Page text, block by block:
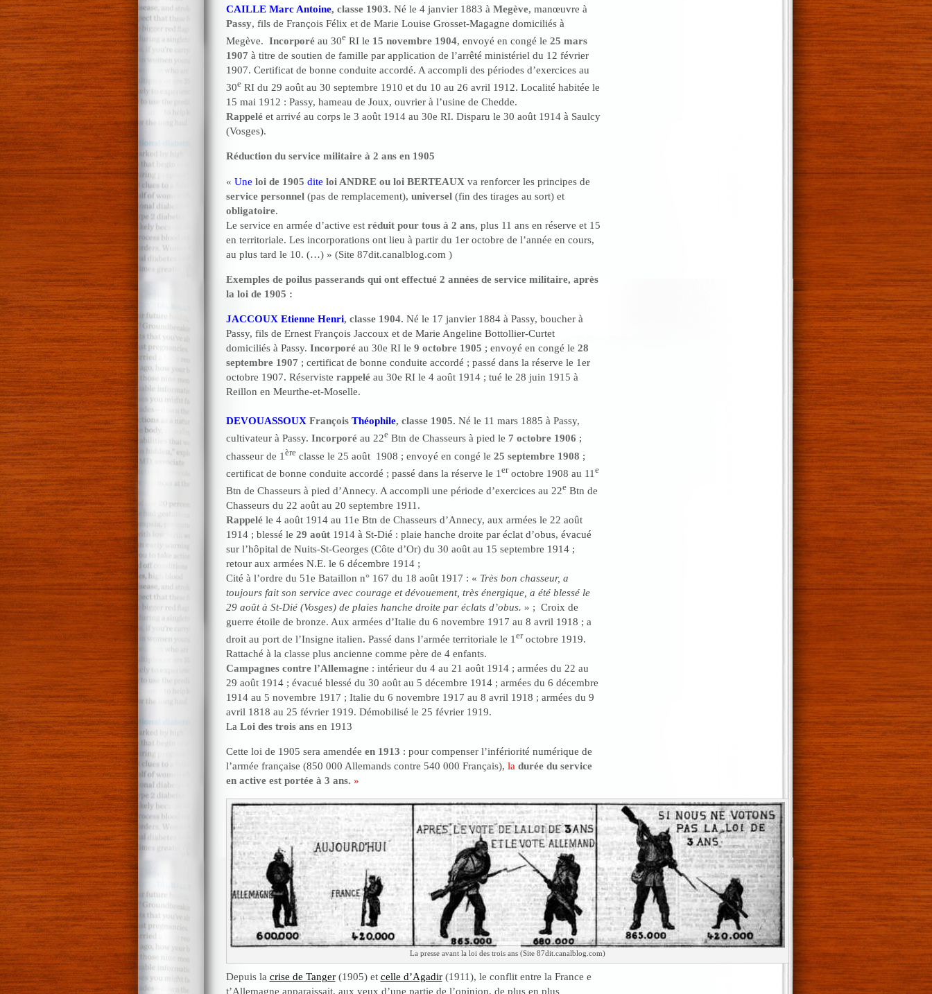
CAILLE Marc Antoine, classe 1903. Né le 4 janvier 1883 à Megève, manœuvre à
Passy, fils de François Félix et de Marie Louise Grosset-Magagne domiciliés à
Megève. Incorporéau 30eRI le 15 novembre 1904, envoyé en congé le 25 mars
1907 à titre de soutien de famille par application de l’arrêté ministériel du 12 février
1907. Certificat de bonne conduite accordé. A accompli des périodes d’exercices au
30eRI du 29 août au 30 septembre 1910 et du 10 au 26 avril 1912. Localité habitée le
15 mai 1912 : Passy, hameau de Joux, ouvrier à l’usine de Chedde.
Rappeléet arrivé au corps le 3 août 1914 au 30e RI. Disparu le 30 août 1914 à Saulcy
(Vosges).
Réduction du service militaire à 2 ans en 1905
« Une loi de 1905 dite loi ANDRE ou loi BERTEAUX va renforcer les principes de
service personnel(pas de remplacement), universel(fin des tirages au sort) et
obligatoire.
Le service en armée d’active est réduit pour tous à 2 ans, plus 11 ans en réserve et 15
en territoriale. Les incorporations ont lieu à partir du 1er octobre de l’année en cours,
au plus tard le 10. (…) » (Site 87dit.canalblog.com )
Exemples de poilus passerands qui ont effectué 2 années de service militaire, après
la loi de 1905 :
JACCOUX Etienne Henri, classe 1904. Né le 17 janvier 1884 à Passy, boucher à
Passy, fils de Ernest François Jaccoux et de Marie Angeline Bottollier-Curtet
domiciliés à Passy. Incorporéau 30e RI le 9 octobre 1905 ; envoyé en congé le 28
septembre 1907 ; certificat de bonne conduite accordé ; passé dans la réserve le 1er
octobre 1907. Réserviste rappeléau 30e RI le 4 août 1914 ; tué le 28 juin 1915 à
Reillon en Meurthe-et-Moselle.
DEVOUASSOUX François Théophile, classe 1905. Né le 11 mars 1885 à Passy,
cultivateur à Passy. Incorporéau 22eBtn de Chasseurs à pied le 7 octobre 1906 ;
chasseur de 1 èreclasse le 25 août 1908 ; envoyé en congé le 25 septembre 1908 ;
certificat de bonne conduite accordé ; passé dans la réserve le 1 eroctobre 1908 au 11 e
Btn de Chasseurs à pied d’Annecy. A accompli une période d’exercices au 22eBtn de
Chasseurs du 22 août au 20 septembre 1911.
Rappeléle 4 août 1914 au 11e Btn de Chasseurs d’Annecy, aux armées le 22 août
1914 ; blessé le 29 août1914 à St-Dié : plaie hanche droite par éclat d’obus, évacué
sur l’hôpital de Nuits-St-Georges (Côte d’Or) du 30 août au 15 septembre 1914 ;
retour aux armées N.E. le 6 décembre 1914 ;
Cité à l’ordre du 51e Bataillon n° 167 du 18 août 1917 : « Très bon chasseur, a
toujours fait son service avec courage et dévouement, très énergique, a été blessé le
29 août à St-Dié (Vosges) de plaies hanche droite par éclats d’obus. » ; Croix de
guerre étoile de bronze. Aux armées d’Italie du 6 novembre 1917 au 8 avril 1918 ; a
droit au port de l’Insigne italien. Passé dans l’armée territoriale le 1 eroctobre 1919.
Rattaché à la classe plus ancienne comme père de 4 enfants.
Campagnes contre l’Allemagne: intérieur du 4 au 21 août 1914 ; armées du 22 au
29 août 1914 ; évacué blessé du 30 août au 5 décembre 1914 ; armées du 6 décembre
1914 au 5 novembre 1917 ; Italie du 6 novembre 1917 au 8 avril 1918 ; armées du 9
avril 1818 au 25 février 1919. Démobilisé le 25 février 1919.
La Loi des trois ansen 1913
Cette loi de 1905 sera amendée en 1913 : pour compenser l’infériorité numérique de
l’armée française (850 000 Allemands contre 540 000 Français), la durée du service
en active est portée à 3 ans. »
La presse avant la loi des trois ans (Site 87dit.canalblog.com)
Depuis la crise de Tanger(1905) et celle d’Agadir(1911), le conflit entre la France e
t’Allemagne apparaissait, aux yeux d’une partie de l’opinion, de plus en plus